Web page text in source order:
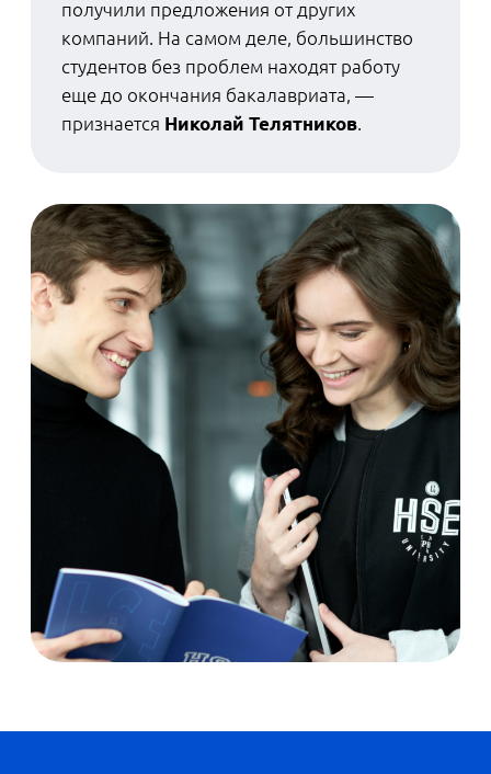
Индустриальный партнер новой
программы — компания YADRO, ведущий
российский разработчик и
производитель серверов, систем
хранения данных, оборудования для
сетей связи LTE, 5G и будущих поколений.
Компания работает над созданием
полностью отечественной базовой
станции — той самой «вышки», которая
приносит интернет и голосовой сигнал в
наши смартфоны.
Разработка ПО для базовых станций
требует знаний и умений, которым
обычно в ИТ-образовании уделяют мало
внимания. Здесь необходимы
специалисты с подготовкой на стыке
программирования, инженерии и
физики.